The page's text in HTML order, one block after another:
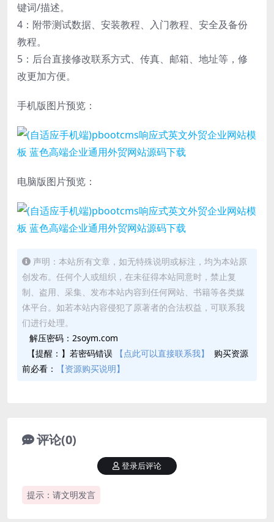
键词/描述。
4：附带测试数据、安装教程、入门教程、安全及备份
教程。
5：后台直接修改联系方式、传真、邮箱、地址等，修
改更加方便。
手机版图片预览：
电脑版图片预览：
声明：本站所有文章，如无特殊说明或标注，均为本站原
创发布。任何个人或组织，在未征得本站同意时，禁止复
制、盗用、采集、发布本站内容到任何网站、书籍等各类媒
体平台。如若本站内容侵犯了原著者的合法权益，可联系我
们进行处理。
解压密码：2soym.com
【提醒：】若密码错误
【点此可以直接联系我】
购买资源
前必看：
【资源购买说明】
评论(0)
提示：请文明发言
登录后评论